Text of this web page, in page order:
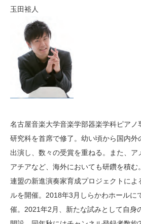
玉田裕人
名古屋音楽大学音楽学部器楽学科ピアノ
研究科を首席で修了。幼い頃から国内外
出演し、数々の受賞を重ねる。また、ア
アチアなど、海外においても研鑽を積
連盟の新進演奏家育成プロジェクトによ
ルを開催。2018年3月しらかわホールに
催。2021年2月、新たな試みとして自身